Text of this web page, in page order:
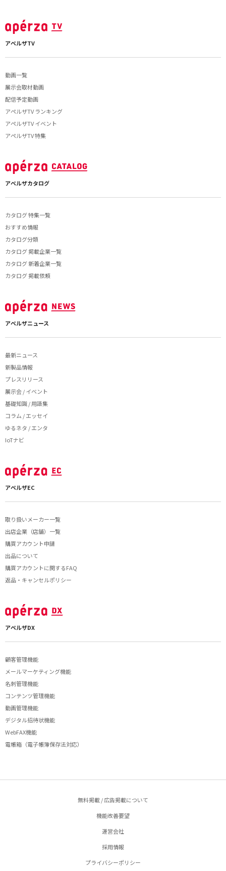
アペルザTV
動画一覧
展示会取材動画
配信予定動画
アペルザTV ランキング
アペルザTV イベント
アペルザTV 特集
アペルザカタログ
カタログ 特集一覧
おすすめ情報
カタログ分類
カタログ 掲載企業一覧
カタログ 新着企業一覧
カタログ 掲載依頼
アペルザニュース
最新ニュース
新製品情報
プレスリリース
展示会 / イベント
基礎知識 / 用語集
コラム / エッセイ
ゆるネタ / エンタ
IoTナビ
アペルザEC
取り扱いメーカー一覧
出店企業（店舗）一覧
購買アカウント申請
出品について
購買アカウントに関するFAQ
返品・キャンセルポリシー
アペルザDX
顧客管理機能
メールマーケティング機能
名刺管理機能
コンテンツ管理機能
動画管理機能
デジタル招待状機能
WebFAX機能
電帳箱（電子帳簿保存法対応）
無料掲載 / 広告掲載について
機能改善要望
運営会社
採用情報
プライバシーポリシー